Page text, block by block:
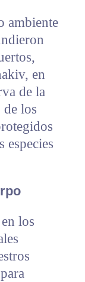
ambiente
en
de la
los
especies
los